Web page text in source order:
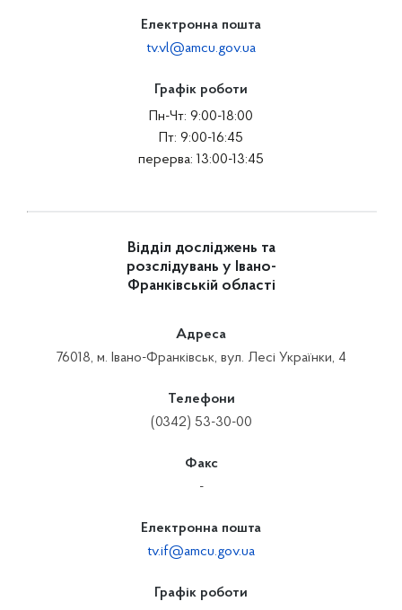
Електронна пошта
tv.vl@amcu.gov.ua
Графік роботи
Пн-Чт: 9:00-18:00
Пт: 9:00-16:45
перерва: 13:00-13:45
Відділ досліджень та
розслідувань у Івано-
Франківській області
Адреса
76018, м. Івано-Франківськ, вул. Лесі Українки, 4
Телефони
(0342) 53-30-00
Факс
-
Електронна пошта
tv.if@amcu.gov.ua
Графік роботи